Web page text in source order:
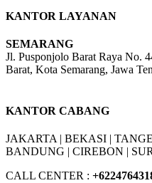
KANTOR LAYANAN
SEMARANG
Jl. Pusponjolo Barat Raya No.
Barat, Kota Semarang, Jawa
KANTOR CABANG
JAKARTA | BEKASI |
BANDUNG | CIREBON |
CALL CENTER : +62